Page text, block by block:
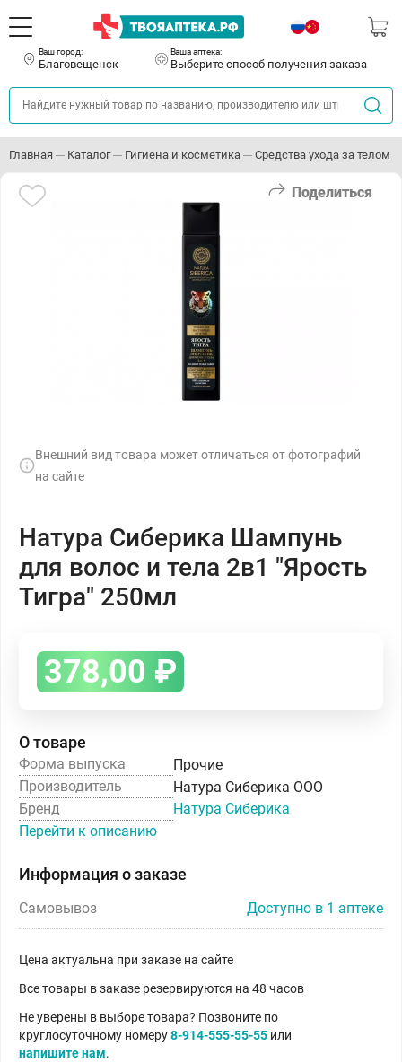
Ваш город:
Благовещенск
Ваша аптека:
Выберите способ получения заказа
Главная Каталог Гигиена и косметика Средства ухода за телом
Поделиться
Внешний вид товара может отличаться от фотографий
на сайте
Натура Сиберика Шампунь
для волос и тела 2в1 "Ярость
Тигра" 250мл
378,00 ₽
О товаре
Форма выпуска
Прочие
Производитель
Натура Сиберика ООО
Бренд
Натура Сиберика
Перейти к описанию
Информация о заказе
Самовывоз Доступно в 1 аптеке
Цена актуальна при заказе на сайте
Все товары в заказе резервируются на 48 часов
Не уверены в выборе товара? Позвоните по
круглосуточному номеру8-914-555-55-55 или
напишите нам.